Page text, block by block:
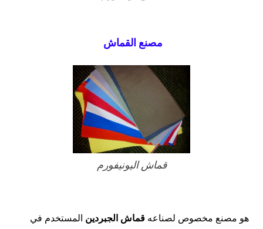
مصنع القماش
قماش اليونيفورم
هو مصنع مخصوص لصناعه قماش الجبردين المستخدم في